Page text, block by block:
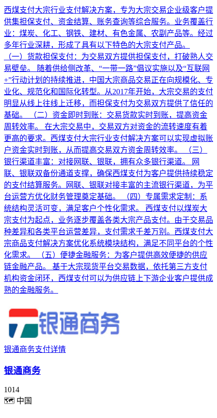
西煤支付大宗行业支付解决方案，专为大宗交易企业级客户提
供集担保支付、资金结算、账务查询等综合服务。业务覆盖行
业：煤炭、化工、钢铁、建材、有色金属、农副产品等。经过
多年行业深耕，形成了具有以下特色的大宗支付产品。
（一）货款担保支付：为交易双方提供担保支付，打破熟人交
易壁垒。 随着供给侧改革、“一带一路”倡议实施以及“互联网
+”行动计划的持续推进，中国大宗商品交易正在向规模化、专
业化、规范化和国际化转型。从2017年开始，大宗交易的支付
明显从线上往线上迁移，而担保支付为交易双方提供了信任的
基础。 （二）资金即时到账：交易货款实时到账，提高资金
周转效率。 在大宗交易中，交易双方对资金的流转速度有着
更高的要求。西煤支付大宗行业支付解决方案可以实现虚拟账
户资金实时到账，从而提高交易双方资金周转效率。 （三）
银行渠道丰富：对接网联、银联，拥有众多银行渠道。 网
联、银联双备份通道支撑，确保西煤支付为客户提供持续稳定
的支付结算服务。网联、银联对接丰富的主流银行渠道，为平
台运营方优化财务管理奠定基础。 （四）专属需求定制：系
统结构灵活可变，满足客户个性化需求。 西煤支付以煤炭大
宗支付为起点，业务逐步覆盖各类大宗产品支付。由于交易品
种差异和各类平台运营差异，支付需求千差万别。西煤支付大
宗商品支付解决方案优化系统模块结构，满足不同平台的个性
化需求。 （五）便捷金融服务：为客户提供高效便捷的供应
链金融产品。 基于大宗现货平台交易数据，依托第三方支付
机构资金闭环，西煤支付可以为供应链上下游企业客户提供成
熟的金融服务。
银通商务支付详情
银通商务
1014
🗺 中国